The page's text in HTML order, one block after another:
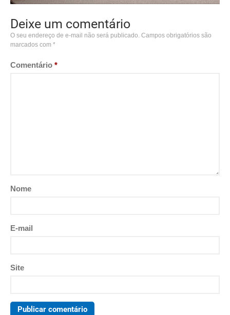
Deixe um comentário
O seu endereço de e-mail não será publicado. Campos obrigatórios são
marcados com *
Comentário *
Nome
E-mail
Site